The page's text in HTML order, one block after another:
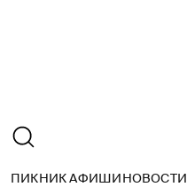
ПИКНИК АФИШИНОВОСТИ